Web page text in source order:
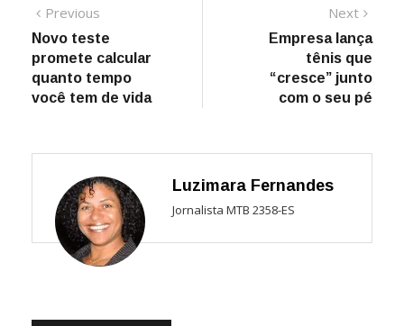
Navegação
de
Post
Previous
post:
Novo teste
promete calcular
quanto tempo
você tem de vida
Next
post:
Empresa lança
tênis que
“cresce” junto
com o seu pé
Luzimara Fernandes
Jornalista MTB 2358-ES